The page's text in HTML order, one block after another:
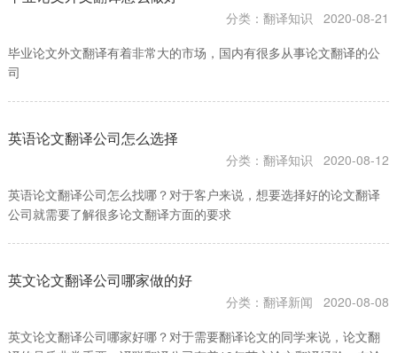
分类：翻译知识
2020-08-21
毕业论文外文翻译有着非常大的市场，国内有很多从事论文翻译的公
司
英语论文翻译公司怎么选择
分类：翻译知识
2020-08-12
英语论文翻译公司怎么找哪？对于客户来说，想要选择好的论文翻译
公司就需要了解很多论文翻译方面的要求
英文论文翻译公司哪家做的好
分类：翻译新闻
2020-08-08
英文论文翻译公司哪家好哪？对于需要翻译论文的同学来说，论文翻